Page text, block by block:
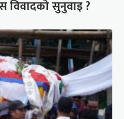
विवादको सुनुवाइ ?